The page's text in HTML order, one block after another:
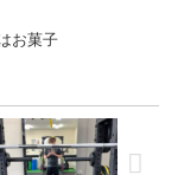
お菓子